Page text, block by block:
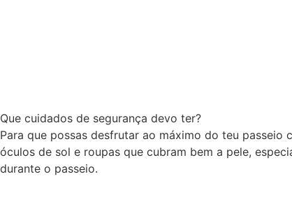
Que cuidados de segurança devo ter?
Para que possas desfrutar ao máximo do teu
óculos de sol e roupas que cubram bem a pele,
durante o passeio.